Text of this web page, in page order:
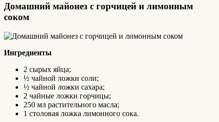
Домашний майонез с горчицей и лимонным
соком
Ингредиенты
2 сырых яйца;
½ чайной ложки соли;
½ чайной ложки сахара;
2 чайные ложки горчицы;
250 мл растительного масла;
1 столовая ложка лимонного сока.